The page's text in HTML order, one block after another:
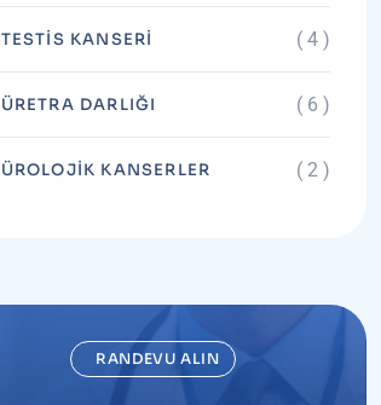
TESTIS KANSERI ( 4 )
ÜRETRA DARLIĞI ( 6 )
ÜROLOJIK KANSERLER ( 2 )
RANDEVU ALIN